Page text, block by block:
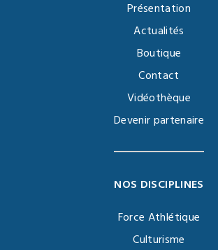
Présentation
Actualités
Boutique
Contact
Vidéothèque
Devenir partenaire
NOS DISCIPLINES
Force Athlétique
Culturisme